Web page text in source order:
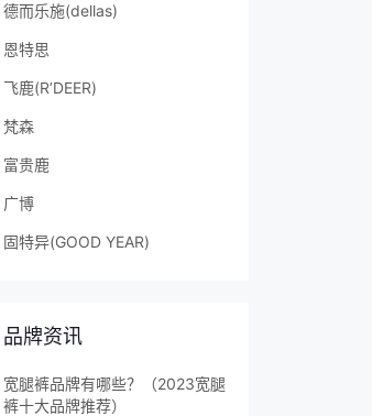
德而乐施(dellas)
恩特思
飞鹿(R’DEER)
梵森
富贵鹿
广博
固特异(GOOD YEAR)
品牌资讯
宽腿裤品牌有哪些？（2023宽腿
裤十大品牌推荐）